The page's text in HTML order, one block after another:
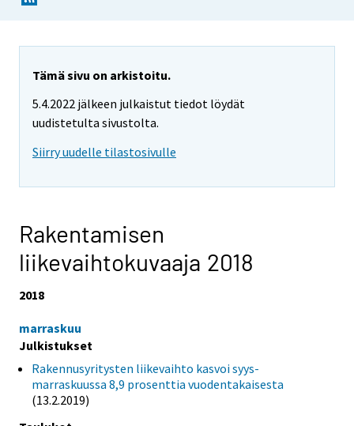
Tämä sivu on arkistoitu.
5.4.2022 jälkeen julkaistut tiedot löydät
uudistetulta sivustolta.
Siirry uudelle tilastosivulle
Rakentamisen
liikevaihtokuvaaja 2018
2018
marraskuu
Julkistukset
Rakennusyritysten liikevaihto kasvoi syys-
marraskuussa 8,9 prosenttia vuodentakaisesta
(13.2.2019)